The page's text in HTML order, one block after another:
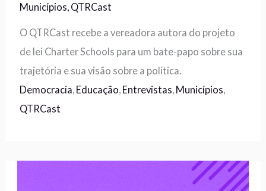
Municípios, QTRCast
O QTRCast recebe a vereadora autora do projeto
de lei Charter Schools para um bate-papo sobre sua
trajetória e sua visão sobre a política.
Democracia, Educação, Entrevistas, Municípios,
QTRCast